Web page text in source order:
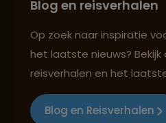
Lees meer over
Persoonlijk en
Reizen met oog voor
Blog en reisverhalen
Op zoek naar inspiratie
het laatste nieuws? Bekijk
reisverhalen en het
Blog en Reisverhalen